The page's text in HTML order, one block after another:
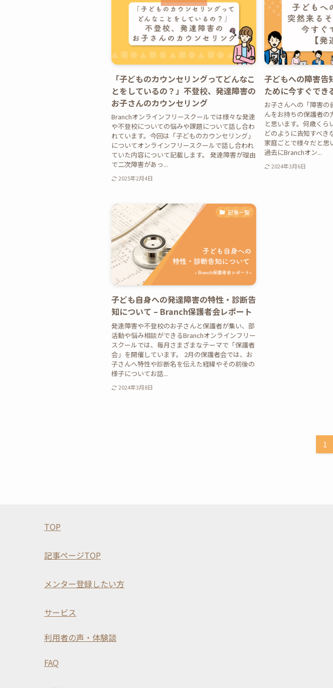
「子どものカウンセリングってどんなこ
とをしているの？」不登校、発達障害の
お子さんのカウンセリング
Branchオンラインフリースクールでは様々な発達
や不登校についての悩みや課題について話し合わ
れています。今回は「子どものカウンセリング」
についてオンラインフリースクールで話し合われ
ていた内容について記載します。 発達障害が理由
で二次障害があっ...
2025年2月4日
子どもへの障害告
ために今すぐでき
お子さんへの「障害の
んをお持ちの保護者の
と思います。何歳くら
どのように告知すべき
家庭ごとで様々だと思
過去にBranchオン...
2024年3月6日
記事一覧
子ども自身への発達障害の特性・診断告
知について – Branch保護者会レポート
発達障害や不登校のお子さんと保護者が集い、部
活動や悩み相談ができるBranchオンラインフリー
スクールでは、毎月さまざまなテーマで「保護者
会」を開催しています。 2月の保護者会では、お
子さんへ特性や診断名を伝えた経緯やその前後の
様子についてお話...
2024年3月8日
1
TOP
記事ページTOP
メンター登録したい方
サービス
利用者の声・体験談
FAQ